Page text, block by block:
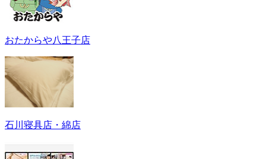
おたからや八王子店
石川寝具店・綿店